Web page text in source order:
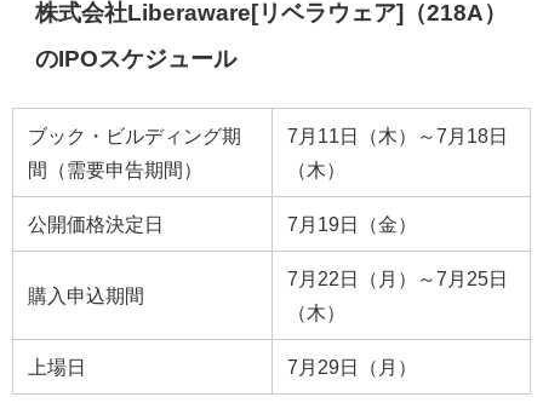
株式会社Liberaware[リベラウェア]（218A）
のIPOスケジュール
ブック・ビルディング期
間（需要申告期間）
7月11日（木）～7月18日
（木）
公開価格決定日 7月19日（金）
購入申込期間
7月22日（月）～7月25日
（木）
上場日 7月29日（月）